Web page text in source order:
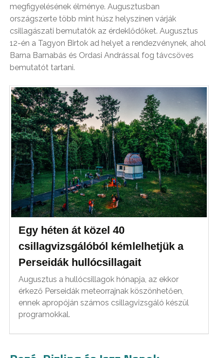
megfigyelésének élménye. Augusztusban
országszerte több mint húsz helyszínen várják
csillagászati bemutatók az érdeklődőket. Augusztus
12-én a Tagyon Birtok ad helyet a rendezvénynek, ahol
Barna Barnabás és Ordasi Andrással fog távcsöves
bemutatót tartani.
Egy héten át közel 40
csillagvizsgálóból kémlelhetjük a
Perseidák hullócsillagait
Augusztus a hullócsillagok hónapja, az ekkor
érkező Perseidák meteorrajnak köszönhetően,
ennek apropóján számos csillagvizsgáló készül
programokkal.